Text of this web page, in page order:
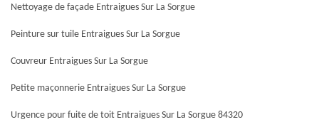
Nettoyage de façade Entraigues Sur La Sorgue
Peinture sur tuile Entraigues Sur La Sorgue
Couvreur Entraigues Sur La Sorgue
Petite maçonnerie Entraigues Sur La Sorgue
Urgence pour fuite de toit Entraigues Sur La Sorgue 84320